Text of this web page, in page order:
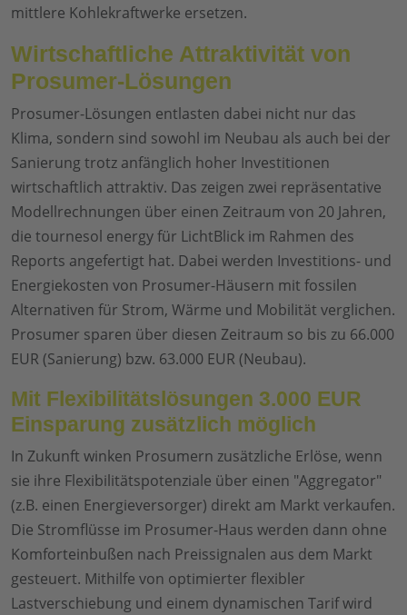
mittlere Kohlekraftwerke ersetzen.
Wirtschaftliche Attraktivität von
Prosumer-Lösungen
Prosumer-Lösungen entlasten dabei nicht nur das
Klima, sondern sind sowohl im Neubau als auch bei der
Sanierung trotz anfänglich hoher Investitionen
wirtschaftlich attraktiv. Das zeigen zwei repräsentative
Modellrechnungen über einen Zeitraum von 20 Jahren,
die tournesol energy für LichtBlick im Rahmen des
Reports angefertigt hat. Dabei werden Investitions- und
Energiekosten von Prosumer-Häusern mit fossilen
Alternativen für Strom, Wärme und Mobilität verglichen.
Prosumer sparen über diesen Zeitraum so bis zu 66.000
EUR (Sanierung) bzw. 63.000 EUR (Neubau).
Mit Flexibilitätslösungen 3.000 EUR
Einsparung zusätzlich möglich
In Zukunft winken Prosumern zusätzliche Erlöse, wenn
sie ihre Flexibilitätspotenziale über einen "Aggregator"
(z.B. einen Energieversorger) direkt am Markt verkaufen.
Die Stromflüsse im Prosumer-Haus werden dann ohne
Komforteinbußen nach Preissignalen aus dem Markt
gesteuert. Mithilfe von optimierter flexibler
Lastverschiebung und einem dynamischen Tarif wird